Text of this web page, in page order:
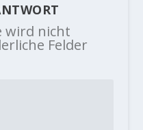
wird nicht
Felder